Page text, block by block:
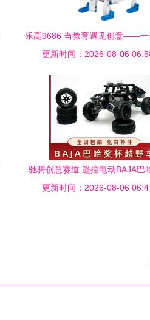
乐高9686 当教育遇见创意——一
何撬动STEM教育新未来
更新时间：2026-08-06
驰骋创意赛道 遥控电动BAJA巴
野车后驱模型MOC积木评
更新时间：2026-08-06